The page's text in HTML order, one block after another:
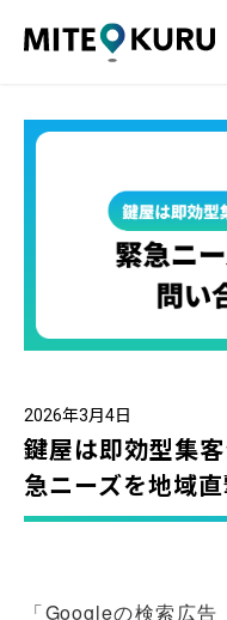
2026年3月4日
鍵屋は即効型集
急ニーズを地域
「Googleの検索広